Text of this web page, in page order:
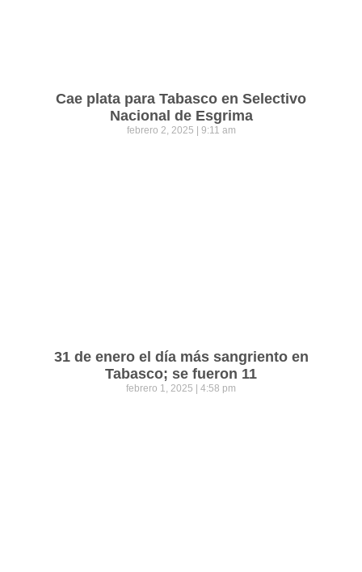
Cae plata para Tabasco en Selectivo
Nacional de Esgrima
febrero 2, 2025 9:11 am
31 de enero el día más sangriento en
Tabasco; se fueron 11
febrero 1, 2025 4:58 pm